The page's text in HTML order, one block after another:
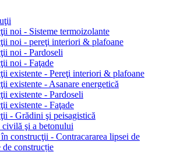
noi - Sisteme termoizolante
noi - pereţi interiori & plafoane
noi - Pardoseli
noi - Faţade
existente - Pereţi interiori & plafoane
existente - Asanare energetică
existente - Pardoseli
existente - Faţade
- Grădini şi peisagistică
şi a betonului
construcţii - Contracararea lipsei de
de construcție